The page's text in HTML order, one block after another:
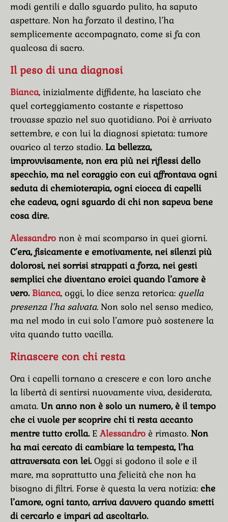
modi gentili e dallo sguardo pulito, ha saputo
aspettare. Non ha forzato il destino, l’ha
semplicemente accompagnato, come si fa con
qualcosa di sacro.
Il peso di una diagnosi
Bianca, inizialmente diffidente, ha lasciato che
quel corteggiamento costante e rispettoso
trovasse spazio nel suo quotidiano. Poi è arrivato
settembre, e con lui la diagnosi spietata: tumore
ovarico al terzo stadio. La bellezza,
improvvisamente, non era più nei riflessi dello
specchio, ma nel coraggio con cui affrontava ogni
seduta di chemioterapia, ogni ciocca di capelli
che cadeva, ogni sguardo di chi non sapeva bene
cosa dire.
Alessandro non è mai scomparso in quei giorni.
C’era, fisicamente e emotivamente, nei silenzi più
dolorosi, nei sorrisi strappati a forza, nei gesti
semplici che diventano eroici quando l’amore è
vero. Bianca, oggi, lo dice senza retorica: quella
presenza l’ha salvata. Non solo nel senso medico,
ma nel modo in cui solo l’amore può sostenere la
vita quando tutto vacilla.
Rinascere con chi resta
Ora i capelli tornano a crescere e con loro anche
la libertà di sentirsi nuovamente viva, desiderata,
amata. Un anno non è solo un numero, è il tempo
che ci vuole per scoprire chi ti resta accanto
mentre tutto crolla.EAlessandro è rimasto. Non
ha mai cercato di cambiare la tempesta, l’ha
attraversata con lei.Oggi si godono il sole e il
mare, ma soprattutto una felicità che non ha
bisogno di filtri. Forse è questa la vera notizia: che
l’amore, ogni tanto, arriva davvero quando smetti
di cercarlo e impari ad ascoltarlo.